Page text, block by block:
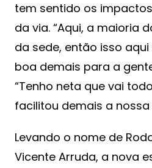
tem sentido os
da via. “Aqui, a maioria
da sede, então isso
boa demais para a
“Tenho neta que vai
facilitou demais a nossa
Levando o nome de
Vicente Arruda, a nova